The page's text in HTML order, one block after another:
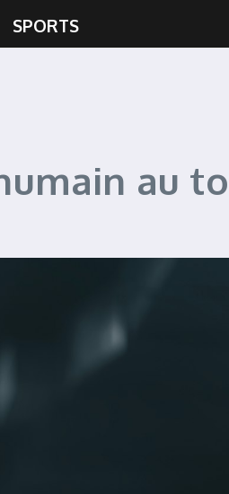
SPORTS
au